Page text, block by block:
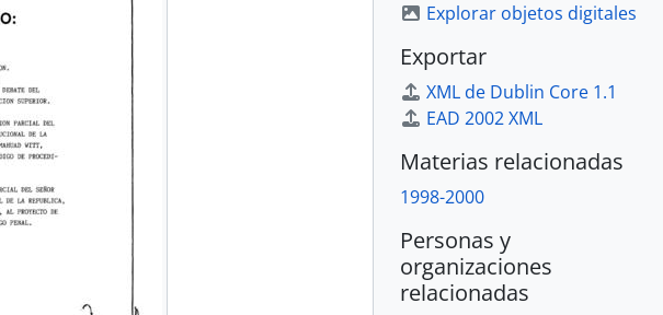
Explorar objetos digitales
Exportar
XML de Dublin Core 1.1
EAD 2002 XML
Materias relacionadas
1998-2000
Personas y
organizaciones
relacionadas